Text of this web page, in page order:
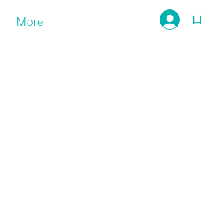
More